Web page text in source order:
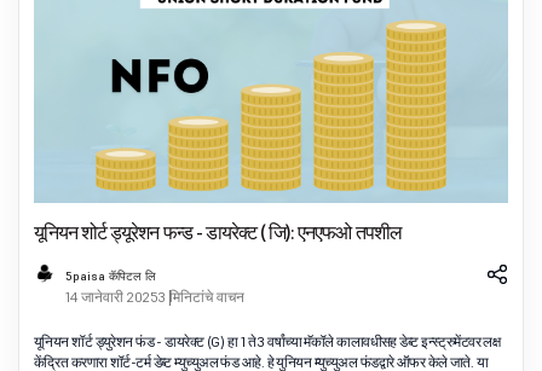
यूनियन शोर्ट ड्यूरेशन फन्ड - डायरेक्ट ( जि): एनएफओ तपशील
5paisa कॅपिटल लि
14 जानेवारी 20253 मिनिटांचे वाचन
यूनियन शॉर्ट ड्युरेशन फंड - डायरेक्ट (G) हा 1 ते 3 वर्षांच्या मॅकॉले कालावधीसह डेब्ट इन्स्ट्रुमेंटवर लक्ष
केंद्रित करणारा शॉर्ट-टर्म डेब्ट म्युच्युअल फंड आहे. हे युनियन म्युच्युअल फंडद्वारे ऑफर केले जाते. या